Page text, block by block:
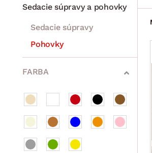
Stoly a stolíky
Kreslá a sedenia
Stoličky a lavice
Postele
Šatníkové skrine
Rošty
Matrace
Komody, skrinky a vitríny
Bytové doplnky
Sedacie súpravy a pohovky
Sedacie súpravy
Pohovky
Zostavy a steny
Drobný nábytok
Spotrebiče
FARBA